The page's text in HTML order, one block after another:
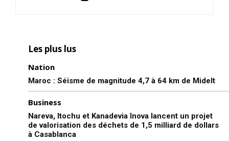
Les plus lus
Nation
Maroc : Séisme de magnitude 4,7 à 64 km de Midelt
Business
Nareva, Itochu et Kanadevia Inova lancent un projet
de valorisation des déchets de 1,5 milliard de dollars
à Casablanca